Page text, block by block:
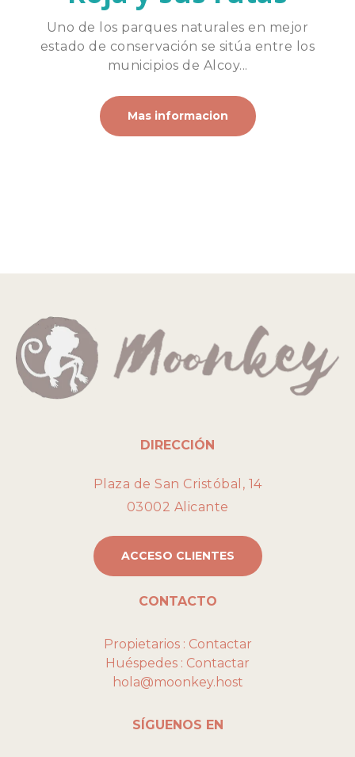
Uno de los parques naturales en mejor
estado de conservación se sitúa entre los
municipios de Alcoy...
Mas informacion
DIRECCIÓN
Plaza de San Cristóbal, 14
03002 Alicante
ACCESO CLIENTES
CONTACTO
Propietarios : Contactar
Huéspedes : Contactar
hola@moonkey.host
SÍGUENOS EN